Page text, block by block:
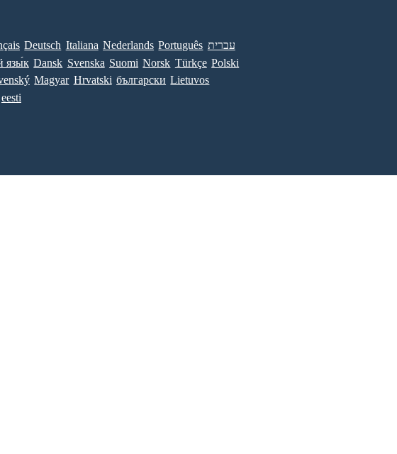
Deutsch Italiana Nederlands Português עברית
язы́к Dansk Svenska Suomi Norsk Türkçe Polski
Magyar Hrvatski български Lietuvos
eesti